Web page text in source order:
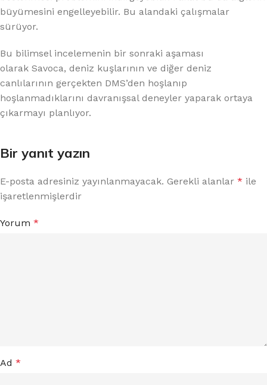
büyümesini engelleyebilir. Bu alandaki çalışmalar
sürüyor.
Bu bilimsel incelemenin bir sonraki aşaması
olarak Savoca, deniz kuşlarının ve diğer deniz
canlılarının gerçekten DMS’den hoşlanıp
hoşlanmadıklarını davranışsal deneyler yaparak ortaya
çıkarmayı planlıyor.
Bir yanıt yazın
E-posta adresiniz yayınlanmayacak. Gerekli alanlar * ile
işaretlenmişlerdir
Yorum *
Ad *